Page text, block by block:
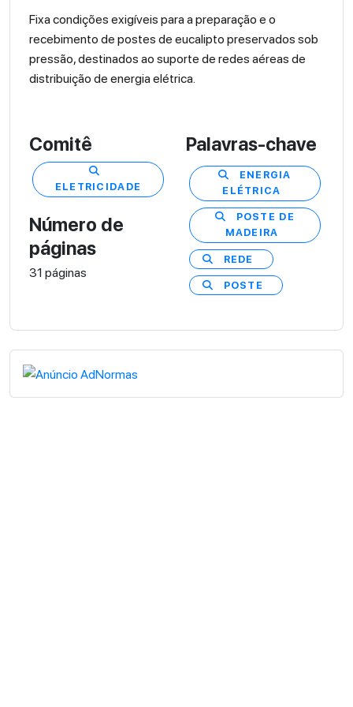
Fixa condições exigíveis para a preparação e o
recebimento de postes de eucalipto preservados sob
pressão, destinados ao suporte de redes aéreas de
distribuição de energia elétrica.
Comitê
ELETRICIDADE
Número de
páginas
31 páginas
Palavras-chave
ENERGIA
ELÉTRICA
POSTE DE
MADEIRA
REDE
POSTE